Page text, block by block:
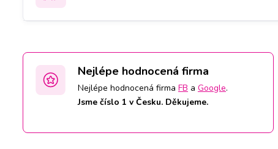
Nejlépe hodnocená firma
Nejlépe hodnocená firma FB a Google.
Jsme číslo 1 v Česku. Děkujeme.